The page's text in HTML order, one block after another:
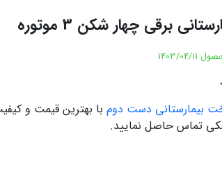
برقی چهار شکن 3 موتوره
1403/04/11
بیمارستانی دست دوم با بهترین قیمت و
تماس حاصل نمایید.